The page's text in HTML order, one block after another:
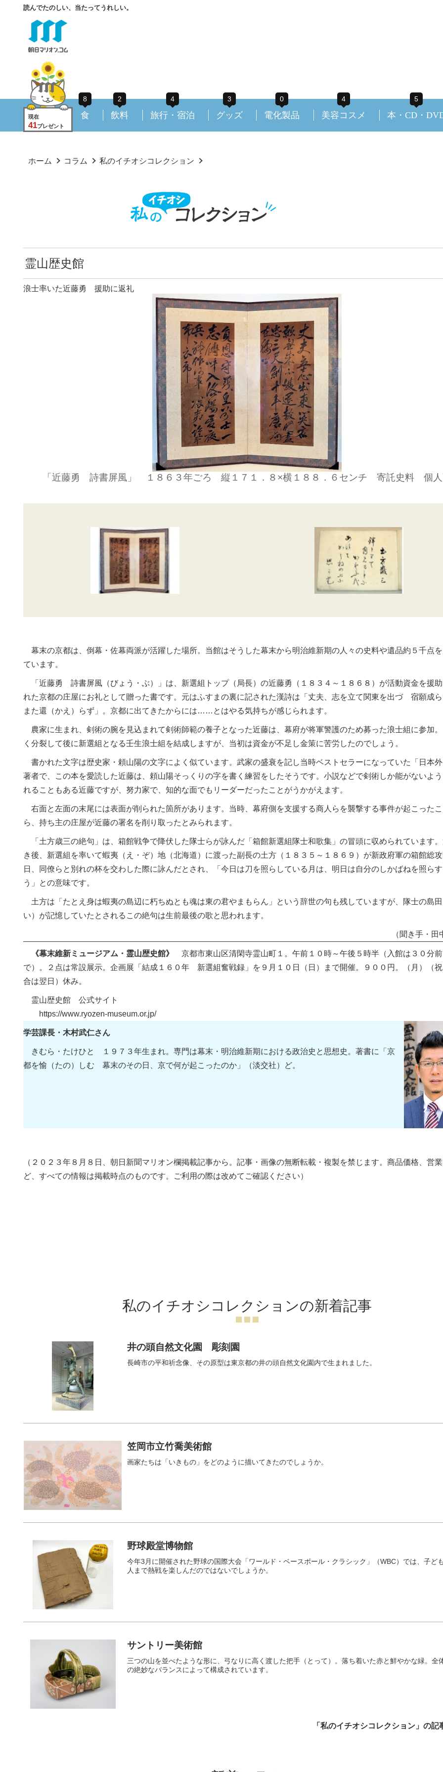
読んでたのしい、当たってうれしい。
現在
41プレゼント
8
食
2
飲料
4
旅行・宿泊
3
グッズ
0
電化製品
4
美容コスメ
5
本・CD・
ホーム コラム 私のイチオシコレクション
霊山歴史館
浪士率いた近藤勇 援助に返礼
「近藤勇 詩書屏風」 １８６３年ごろ 縦１７１．８×横１８８．６センチ 寄託史料 個
幕末の京都は、倒幕・佐幕両派が活躍した場所。当館はそうした幕末から明治維新期の人々の史料や遺品約５千点
ています。
「近藤勇 詩書屏風（びょう・ぶ）」は、新選組トップ（局長）の近藤勇（１８３４～１８６８）が活動資金を援
れた京都の庄屋にお礼として贈った書です。元はふすまの裏に記された漢詩は「丈夫、志を立て関東を出づ 宿願成
また還（かえ）らず」。京都に出てきたからには……とはやる気持ちが感じられます。
農家に生まれ、剣術の腕を見込まれて剣術師範の養子となった近藤は、幕府が将軍警護のため募った浪士組に参加
く分裂して後に新選組となる壬生浪士組を結成しますが、当初は資金が不足し金策に苦労したのでしょう。
書かれた文字は歴史家・頼山陽の文字によく似ています。武家の盛衰を記し当時ベストセラーになっていた「日本
著者で、この本を愛読した近藤は、頼山陽そっくりの字を書く練習をしたそうです。小説などで剣術しか能がないよ
れることもある近藤ですが、努力家で、知的な面でもリーダーだったことがうかがえます。
右面と左面の末尾には表面が削られた箇所があります。当時、幕府側を支援する商人らを襲撃する事件が起こった
ら、持ち主の庄屋が近藤の署名を削り取ったとみられます。
「土方歳三の絶句」は、箱館戦争で降伏した隊士らが詠んだ「箱館新選組隊士和歌集」の冒頭に収められています
き後、新選組を率いて蝦夷（え・ぞ）地（北海道）に渡った副長の土方（１８３５～１８６９）が新政府軍の箱館総
日、同僚らと別れの杯を交わした際に詠んだとされ、「今日は刀を照らしている月は、明日は自分のしかばねを照ら
う」との意味です。
土方は「たとえ身は蝦夷の島辺に朽ちぬとも魂は東の君やまもらん」という辞世の句も残していますが、隊士の島
い）が記憶していたとされるこの絶句は生前最後の歌と思われます。
（聞き手・田
《幕末維新ミュージアム・霊山歴史館》
京都市東山区清閑寺霊山町１。午前１０時～午後５時半（入館は３０分
で）。２点は常設展示。企画展「結成１６０年 新選組奮戦録」を９月１０日（日）まで開催。９００円。（月）（
合は翌日）休み。
霊山歴史館 公式サイト
https://www.ryozen-museum.or.jp/
学芸課長・木村武仁さん
きむら・たけひと １９７３年生まれ。専門は幕末・明治維新期における政治史と思想史。著書に「京
都を愉（たの）しむ 幕末のその日、京で何が起こったのか」（淡交社）ど。
（２０２３年８月８日、朝日新聞マリオン欄掲載記事から。記事・画像の無断転載・複製を禁じます。商品価格、営
ど、すべての情報は掲載時点のものです。ご利用の際は改めてご確認ください）
私のイチオシコレクションの新着記事
井の頭自然文化園 彫刻園
長崎市の平和祈念像、その原型は東京都の井の頭自然文化園内で生まれました。
笠岡市立竹喬美術館
画家たちは「いきもの」をどのように描いてきたのでしょうか。
野球殿堂博物館
今年3月に開催された野球の国際大会「ワールド・ベースボール・クラシック」（WBC）では、子ど
人まで熱戦を楽しんだのではないでしょうか。
サントリー美術館
三つの山を並べたような形に、弓なりに高く渡した把手（とって）。落ち着いた赤と鮮やかな緑。全
の絶妙なバランスによって構成されています。
「私のイチオシコレクション」の記